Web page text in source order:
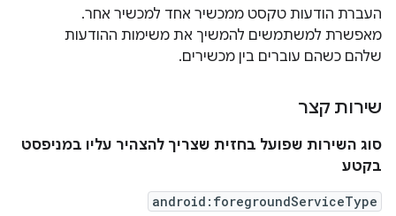
העברת הודעות טקסט ממכשיר אחד למכשיר אחר.
מאפשרת למשתמשים להמשיך את משימות ההודעות
שלהם כשהם עוברים בין מכשירים.
שירות קצר
סוג השירות שפועל בחזית שצריך להצהיר עליו במניפסט
בקטע
android:foregroundServiceType